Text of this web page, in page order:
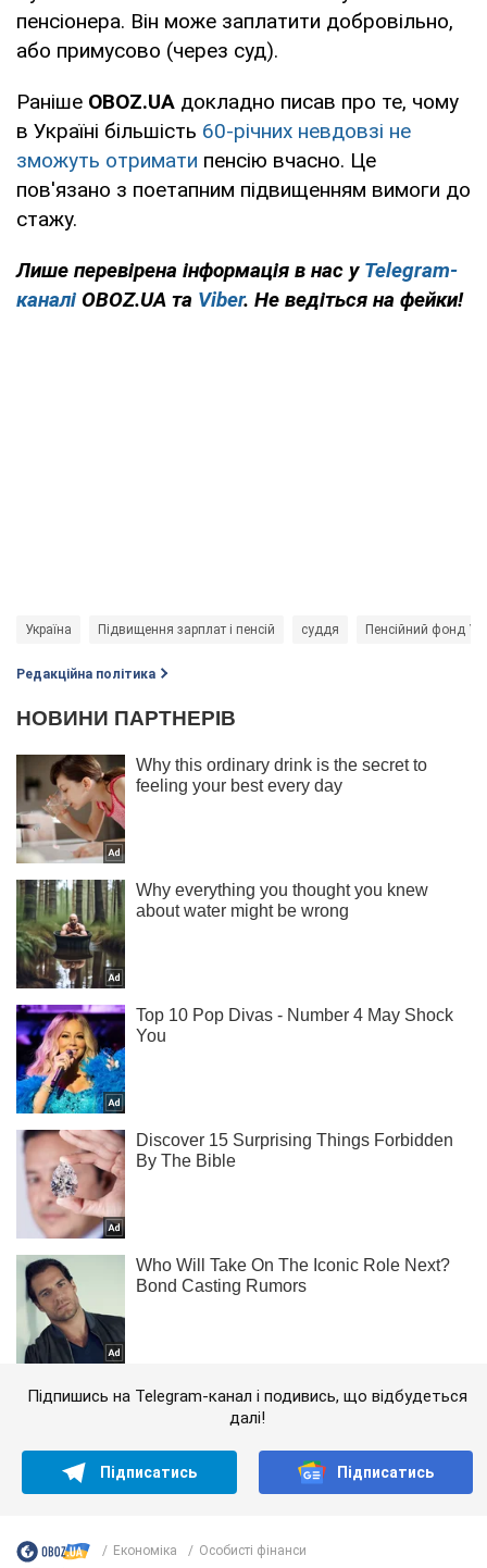
пенсіонера. Він може заплатити добровільно,
або примусово (через суд).
Раніше OBOZ.UA докладно писав про те, чому
в Україні більшість 60-річних невдовзі не
зможуть отримати пенсію вчасно. Це
пов'язано з поетапним підвищенням вимоги до
стажу.
Лише перевірена інформація в нас у Telegram-
каналі OBOZ.UA та Viber. Не ведіться на фейки!
Україна Підвищення зарплат і пенсій суддя Пенсійний фонд
Редакційна політика
Підпишись на Telegram-канал і подивись, що відбудеться
далі!
Підписатись Підписатись
Економіка
Особисті фінанси